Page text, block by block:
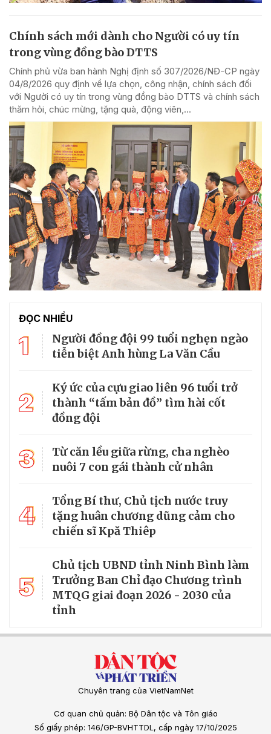
Chính sách mới dành cho Người có uy tín
trong vùng đồng bào DTTS
Chính phủ vừa ban hành Nghị định số 307/2026/NĐ-CP ngày
04/8/2026 quy định về lựa chọn, công nhận, chính sách đối
với Người có uy tín trong vùng đồng bào DTTS và chính sách
thăm hỏi, chúc mừng, tặng quà, động viên,...
ĐỌC NHIỀU
1
Người đồng đội 99 tuổi nghẹn ngào
tiễn biệt Anh hùng La Văn Cầu
2
Ký ức của cựu giao liên 96 tuổi trở
thành “tấm bản đồ” tìm hài cốt
đồng đội
3
Từ căn lều giữa rừng, cha nghèo
nuôi 7 con gái thành cử nhân
4
Tổng Bí thư, Chủ tịch nước truy
tặng huân chương dũng cảm cho
chiến sĩ Kpă Thiêp
5
Chủ tịch UBND tỉnh Ninh Bình làm
Trưởng Ban Chỉ đạo Chương trình
MTQG giai đoạn 2026 - 2030 của
tỉnh
Chuyên trang của VietNamNet
Cơ quan chủ quản: Bộ Dân tộc và Tôn giáo
Số giấy phép: 146/GP-BVHTTDL, cấp ngày 17/10/2025